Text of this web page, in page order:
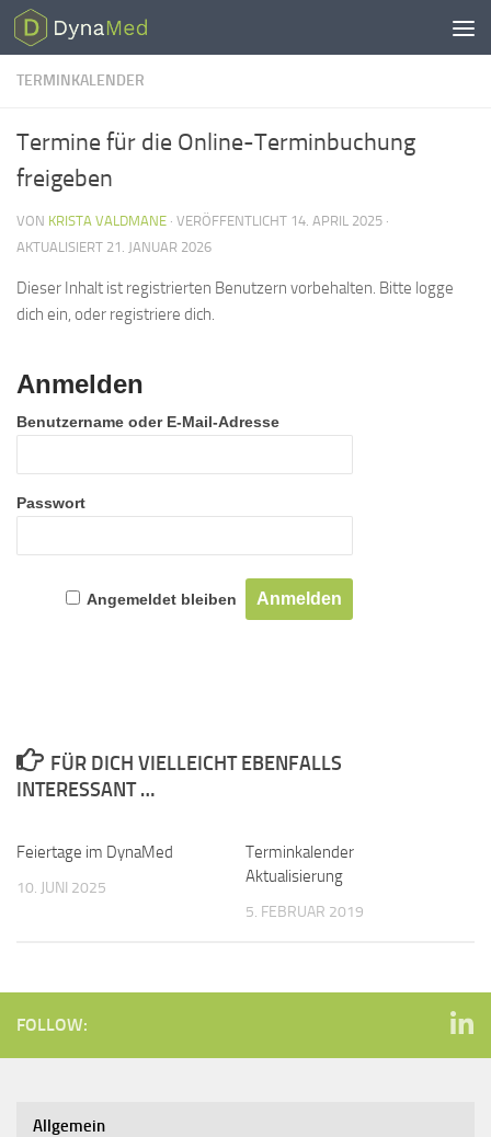
Zum Inhalt springen
TERMINKALENDER
Termine für die Online-Terminbuchung
freigeben
VON KRISTA VALDMANE · VERÖFFENTLICHT 14. APRIL 2025 ·
AKTUALISIERT 21. JANUAR 2026
Dieser Inhalt ist registrierten Benutzern vorbehalten. Bitte logge
dich ein, oder registriere dich.
Anmelden
Benutzername oder E-Mail-Adresse
Passwort
Angemeldet bleiben
FÜR DICH VIELLEICHT EBENFALLS
INTERESSANT …
Feiertage im DynaMed
10. JUNI 2025
Terminkalender
Aktualisierung
5. FEBRUAR 2019
FOLLOW:
Allgemein